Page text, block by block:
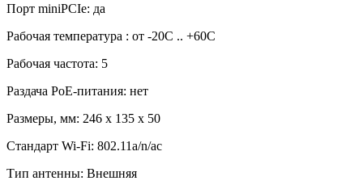
Порт miniPCIe: да
Рабочая температура : от -20C .. +60C
Рабочая частота: 5
Раздача PoE-питания: нет
Размеры, мм: 246 x 135 x 50
Стандарт Wi-Fi: 802.11a/n/ac
Тип антенны: Внешняя